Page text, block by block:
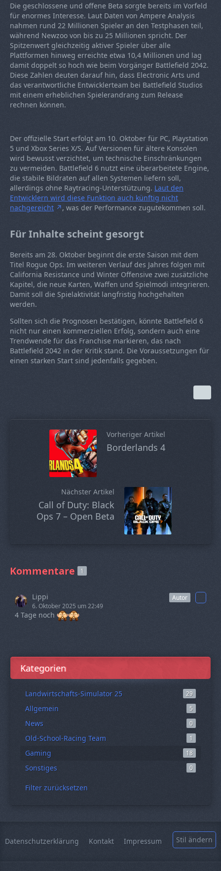
Die geschlossene und offene Beta sorgte bereits im Vorfeld
für enormes Interesse. Laut Daten von Ampere Analysis
nahmen rund 22 Millionen Spieler an den Testphasen teil,
während Newzoo von bis zu 25 Millionen spricht. Der
Spitzenwert gleichzeitig aktiver Spieler über alle
Plattformen hinweg erreichte etwa 10,4 Millionen und lag
damit doppelt so hoch wie beim Vorgänger Battlefield 2042.
Diese Zahlen deuten darauf hin, dass Electronic Arts und
das verantwortliche Entwicklerteam bei Battlefield Studios
mit einem erheblichen Spielerandrang zum Release
rechnen können.
Der offizielle Start erfolgt am 10. Oktober für PC, Playstation
5 und Xbox Series X/S. Auf Versionen für ältere Konsolen
wird bewusst verzichtet, um technische Einschränkungen
zu vermeiden. Battlefield 6 nutzt eine überarbeitete Engine,
die stabile Bildraten auf allen Systemen liefern soll,
allerdings ohne Raytracing-Unterstützung. Laut den
Entwicklern wird diese Funktion auch künftig nicht
nachgereicht
, was der Performance zugutekommen soll.
Für Inhalte scheint gesorgt
Bereits am 28. Oktober beginnt die erste Saison mit dem
Titel Rogue Ops. Im weiteren Verlauf des Jahres folgen mit
California Resistance und Winter Offensive zwei zusätzliche
Kapitel, die neue Karten, Waffen und Spielmodi integrieren.
Damit soll die Spielaktivität langfristig hochgehalten
werden.
Sollten sich die Prognosen bestätigen, könnte Battlefield 6
nicht nur einen kommerziellen Erfolg, sondern auch eine
Trendwende für das Franchise markieren, das nach
Battlefield 2042 in der Kritik stand. Die Voraussetzungen für
einen starken Start sind jedenfalls gegeben.
Vorheriger Artikel
Borderlands 4
Nächster Artikel
Call of Duty: Black
Ops 7 – Open Beta
Kommentare 1
Lippi
6. Oktober 2025 um 22:49
Autor
4 Tage noch
Kategorien
Landwirtschafts-Simulator 25 29
Allgemein 5
News 0
Old-School-Racing Team 1
Gaming 18
Sonstiges 0
Filter zurücksetzen
Stil ändern
Datenschutzerklärung Kontakt Impressum